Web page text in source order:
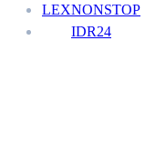
LEXNONSTOP
IDR24